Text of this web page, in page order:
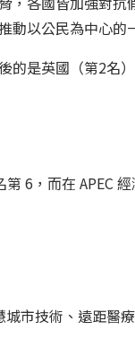
以公民為中心
是英國（第2名
6，而在 APEC
市技術、遠距醫